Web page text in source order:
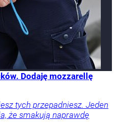
Dodaję mozzarellę
tych przepadniesz. Jeden
że smakują naprawdę